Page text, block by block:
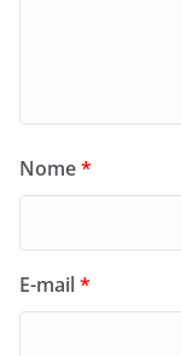
Nome*
E-mail*